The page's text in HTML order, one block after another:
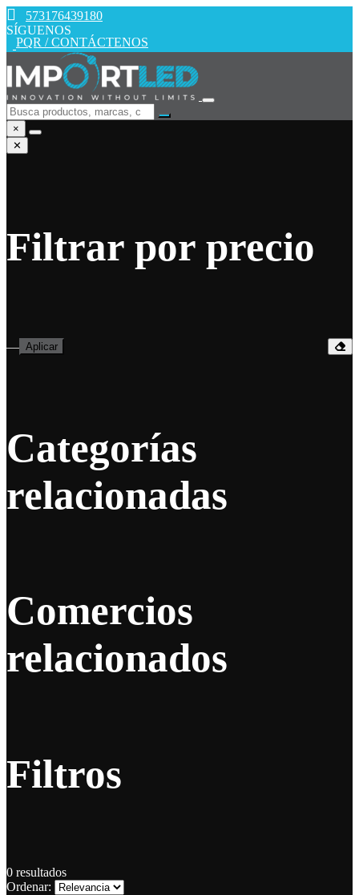
573176439180
SÍGUENOS
PQR / CONTÁCTENOS
×
✕
Filtrar por precio
— Aplicar
Categorías
relacionadas
Comercios
relacionados
Filtros
0 resultados
Ordenar: